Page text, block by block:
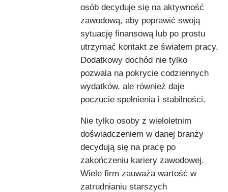
osób decyduje się na aktywność
zawodową, aby poprawić swoją
sytuację finansową lub po prostu
utrzymać kontakt ze światem pracy.
Dodatkowy dochód nie tylko
pozwala na pokrycie codziennych
wydatków, ale również daje
poczucie spełnienia i stabilności.
Nie tylko osoby z wieloletnim
doświadczeniem w danej branży
decydują się na pracę po
zakończeniu kariery zawodowej.
Wiele firm zauważa wartość w
zatrudnianiu starszych